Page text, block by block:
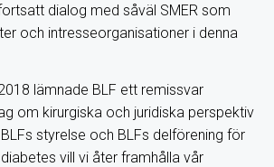
dialog med såväl SMER som
och intresseorganisationer i denna
lämnade BLF ett remissvar
om kirurgiska och juridiska perspektiv
styrelse och BLFs delförening för
vill vi åter framhålla vår